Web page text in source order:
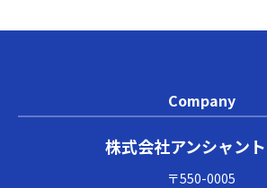
Company
株式会社アンシャン
〒550-0005